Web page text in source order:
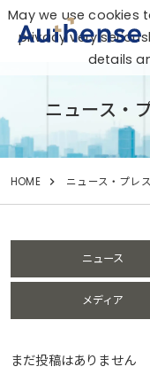
ニュース・
HOME ニュース・プレ
ニュース
メディア
まだ投稿はありません
May we use cookies
privacy very
details